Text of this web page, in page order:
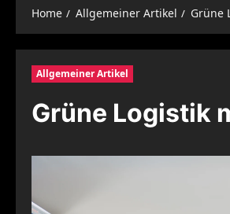
Home Allgemeiner Artikel Grüne
Allgemeiner Artikel
Grüne Logistik